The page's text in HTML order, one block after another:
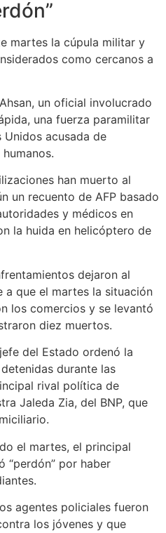
martes la cúpula militar y
como cercanos a
un oficial involucrado
una fuerza paramilitar
Unidos acusada de
han muerto al
un recuento de AFP basado
y médicos en
la huida en helicóptero de
dejaron al
a que el martes la situación
los comercios y se levantó
diez muertos.
del Estado ordenó la
durante las
rival política de
Jaleda Zia, del BNP, que
el martes, el principal
“perdón” por haber
agentes policiales fueron
los jóvenes y que